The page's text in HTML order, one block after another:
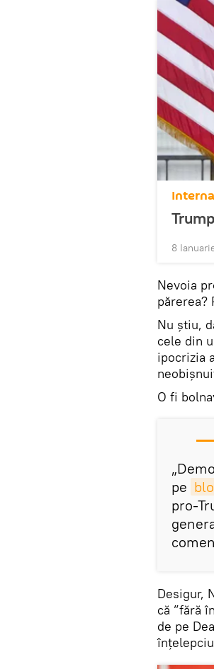
8
Nevoia
părerea?
Nu știu,
cele din
ipocrizia
O fi
pe
pro-
Desigur,
că ”fără
de pe